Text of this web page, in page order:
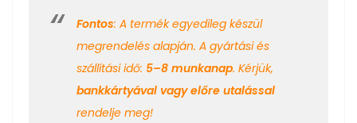
Fontos: A termék egyedileg készül
megrendelés alapján. A gyártási és
szállítási idő: 5–8 munkanap. Kérjük,
bankkártyával vagy előre utalással
rendelje meg!